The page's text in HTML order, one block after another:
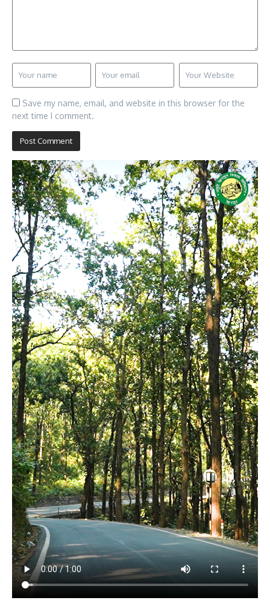
Save my name, email, and website in this browser for the
next time I comment.